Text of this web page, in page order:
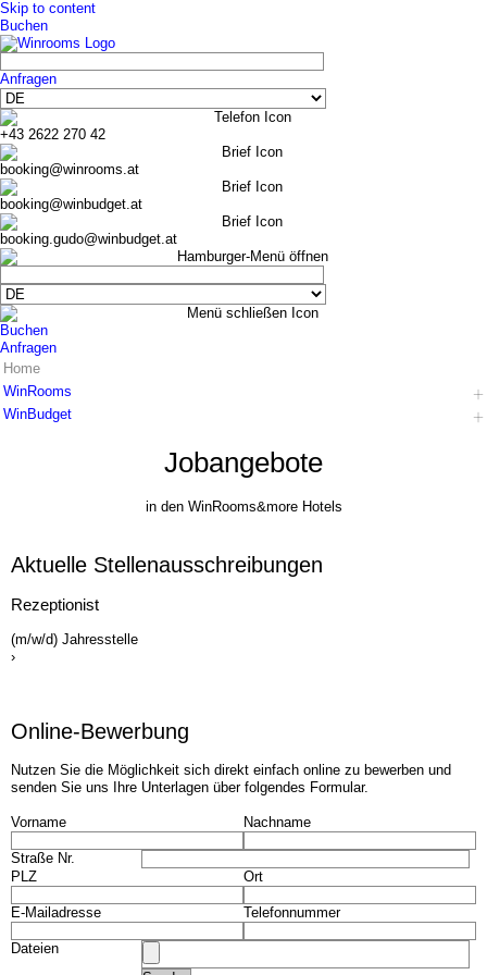
Skip to content
Buchen
Anfragen
+43 2622 270 42
booking@winrooms.at
booking@winbudget.at
booking.gudo@winbudget.at
Buchen
Anfragen
Home
WinRooms
Hotel
Gruppen & Geschäftsreisende
Teambuilding
Angebote
Jobs
WinBudget
Zimmer Wiener Neustadt
Seminare
Gruppen & Geschäftsreisende
Teambuilding
Kontakt
Jobangebote
in den WinRooms&more Hotels
Aktuelle Stellen­ausschreib­ungen
Rezeptionist
(m/w/d) Jahresstelle
›
Online-Bewerbung
Nutzen Sie die Möglichkeit sich direkt einfach online zu bewerben und
senden Sie uns Ihre Unterlagen über folgendes Formular.
Vorname Nachname
Straße Nr.
PLZ
Ort
E-Mailadresse Telefonnummer
Dateien